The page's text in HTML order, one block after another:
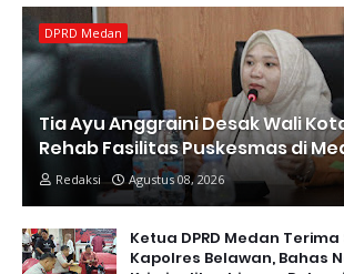
DPRD Medan
Tia Ayu Anggraini Desak Wali
Rehab Fasilitas Puskesmas di
Redaksi Agustus 08, 2026
Ketua DPRD Medan
Kapolres Belawan, Bahas